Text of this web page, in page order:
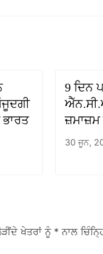
ਭਾਰਤ
9 ਦਿਨ
ਜ਼ਮਾਜ਼ਮ
30 ਜੂਨ,
ਖੇਤਰਾਂ ਨੂੰ * ਨਾਲ